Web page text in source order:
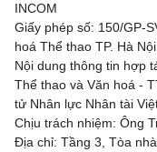
INCOM
Giấy phép số: 150/GP-
hoá Thể thao TP. Hà Nội
Nội dung thông tin hợp
Thể thao và Văn hoá -
tử Nhân lực Nhân tài
Chịu trách nhiệm: Ông
Địa chỉ: Tầng 3, Tòa